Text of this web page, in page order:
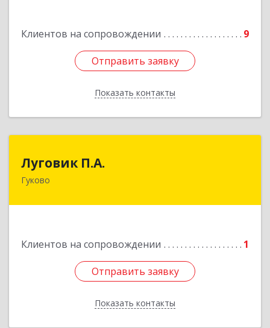
Клиентов на сопровождении 9
Отправить заявку
Показать контакты
Отправить заявку
Назад
Луговик П.А.
Гуково
Клиентов на сопровождении 1
Отправить заявку
Показать контакты
Отправить заявку
Назад